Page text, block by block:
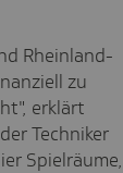
Rheinland-
zu
erklärt
Techniker
Spielräume,